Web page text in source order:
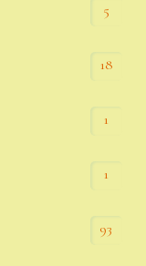
5
18
1
1
93